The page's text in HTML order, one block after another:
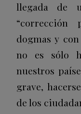
llegada de
“corrección
dogmas y
no es sólo
nuestros
grave,
de los